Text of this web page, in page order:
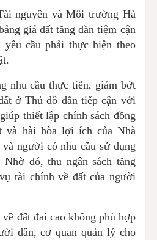
nguyên và Môi trường Hà
giá đất tăng dần tiệm cận
cầu phải thực hiện theo
nhu cầu thực tiễn, giảm bớt
ở Thủ đô dần tiếp cận với
thiết lập chính sách đồng
và hài hòa lợi ích của Nhà
người có nhu cầu sử dụng
đó, thu ngân sách tăng
tài chính về đất của người
đất đai cao không phù hợp
dân, cơ quan quản lý cho